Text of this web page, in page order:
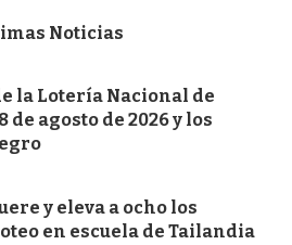
Noticias
la Lotería Nacional de
de agosto de 2026 y los
y eleva a ocho los
en escuela de Tailandia